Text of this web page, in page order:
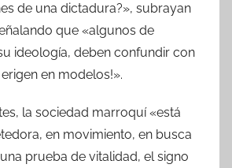
de una dictadura?», subrayan
que «algunos de
ideología, deben confundir con
en modelos!».
la sociedad marroquí «está
en movimiento, en busca
prueba de vitalidad, el signo